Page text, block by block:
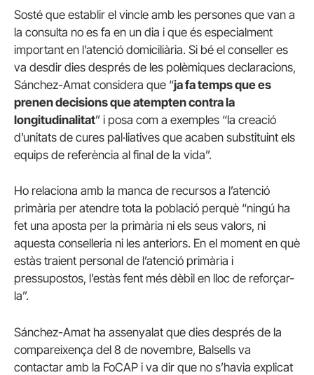
Sosté que establir el vincle amb les persones que van a
la consulta no es fa en un dia i que és especialment
important en l’atenció domiciliària. Si bé el conseller es
va desdir dies després de les polèmiques declaracions,
Sánchez-Amat considera que “ja fa temps que es
prenen decisions que atempten contra la
longitudinalitat” i posa com a exemples “la creació
d’unitats de cures pal·liatives que acaben substituint els
equips de referència al final de la vida”.
Ho relaciona amb la manca de recursos a l’atenció
primària per atendre tota la població perquè “ningú ha
fet una aposta per la primària ni els seus valors, ni
aquesta conselleria ni les anteriors. En el moment en què
estàs traient personal de l’atenció primària i
pressupostos, l’estàs fent més dèbil en lloc de reforçar-
la”.
Sánchez-Amat ha assenyalat que dies després de la
compareixença del 8 de novembre, Balsells va
contactar amb la FoCAP i va dir que no s’havia explicat